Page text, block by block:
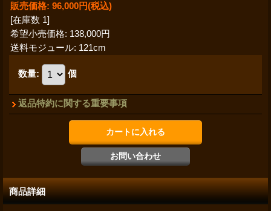
販売価格: 96,000円(税込)
[在庫数 1]
希望小売価格: 138,000円
送料モジュール: 121cm
数量: 個
返品特約に関する重要事項
商品詳細